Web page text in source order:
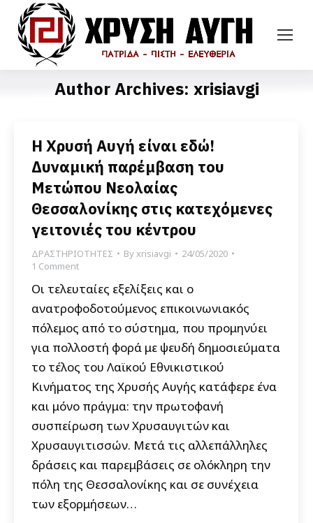
Author Archives: xrisiavgi
Η Χρυσή Αυγή είναι εδώ!
Δυναμική παρέμβαση του
Μετώπου Νεολαίας
Θεσσαλονίκης στις κατεχόμενες
γειτονιές του κέντρου
ΔΡΑΣΤΗΡΙΟΤΗΤΕΣ Byxrisiavgi
24/05/2020
1 Comment
Οι τελευταίες εξελίξεις και ο
ανατροφοδοτούμενος επικοινωνιακός
πόλεμος από το σύστημα, που προμηνύει
για πολλοστή φορά με ψευδή δημοσιεύματα
το τέλος του Λαϊκού Εθνικιστικού
Κινήματος της Χρυσής Αυγής κατάφερε ένα
και μόνο πράγμα: την πρωτοφανή
συσπείρωση των Χρυσαυγιτών και
Χρυσαυγιτισσών. Μετά τις αλλεπάλληλες
δράσεις και παρεμβάσεις σε ολόκληρη την
πόλη της Θεσσαλονίκης και σε συνέχεια
των εξορμήσεων…